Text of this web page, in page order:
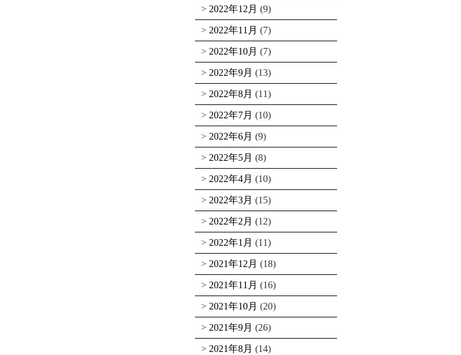
2022年12月 (9)
2022年11月 (7)
2022年10月 (7)
2022年9月 (13)
2022年8月 (11)
2022年7月 (10)
2022年6月 (9)
2022年5月 (8)
2022年4月 (10)
2022年3月 (15)
2022年2月 (12)
2022年1月 (11)
2021年12月 (18)
2021年11月 (16)
2021年10月 (20)
2021年9月 (26)
2021年8月 (14)